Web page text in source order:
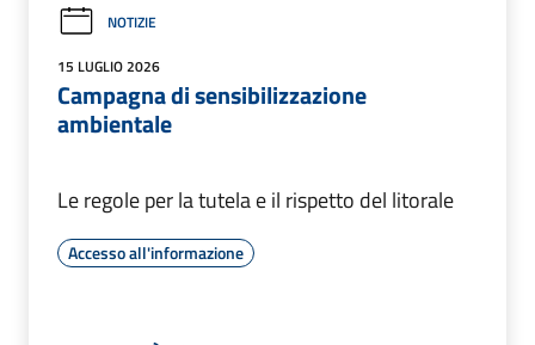
NOTIZIE
15 LUGLIO 2026
Campagna di sensibilizzazione
ambientale
Le regole per la tutela e il rispetto del litorale
Accesso all'informazione